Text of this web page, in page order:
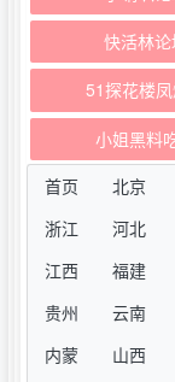
快活林论
51探花楼
小姐黑料
首页
北京
浙江
河北
江西
福建
贵州
云南
内蒙
山西